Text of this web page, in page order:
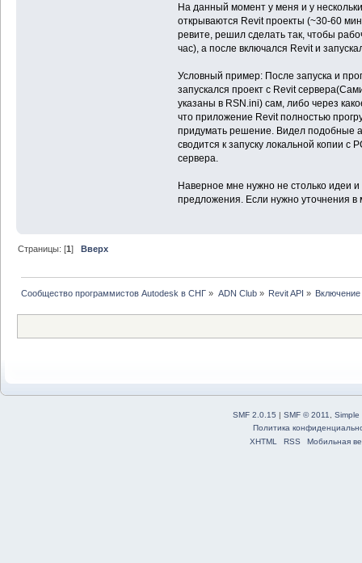
На данный момент у меня и у
открываются Revit проекты (~30-60
ревите, решил сделать так, чтобы
час), а после включался Revit и
Условный пример: После запуска и
запускался проект с Revit
указаны в RSN.ini) сам, либо через
что приложение Revit полностью
придумать решение. Видел подобные
сводится к запуску локальной копии с
сервера.
Наверное мне нужно не столько идеи
предложения. Если нужно уточнения в
Страницы: [1]Вверх
Сообщество программистов Autodesk в СНГ » ADN Club» Revit API » Включение
SMF 2.0.15 | SMF © 2011
Simple
Политика
XHTML
RSS Мобильная